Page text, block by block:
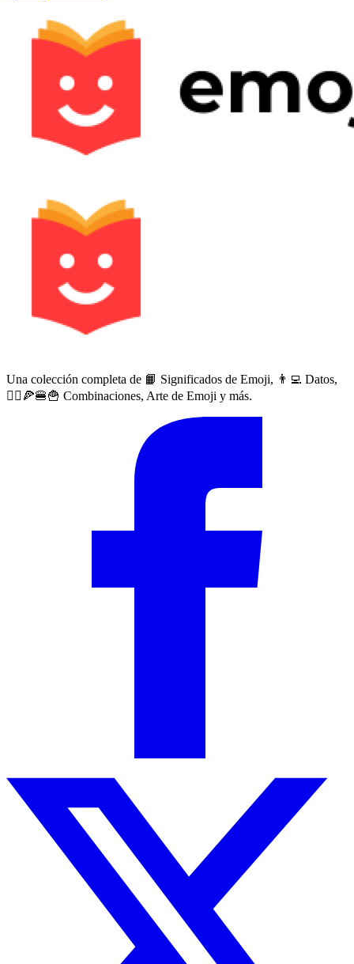
Una colección completa de 📙 Significados de Emoji, 👨‍💻 Datos,
🙅‍♀️🍕🍔🍟 Combinaciones, Arte de Emoji y más.